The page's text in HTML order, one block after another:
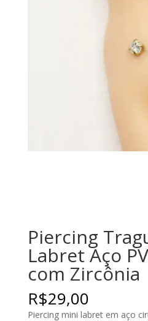
Piercing
Labret Aço
com Zircônia
R$29,00
Piercing mini labret em aço